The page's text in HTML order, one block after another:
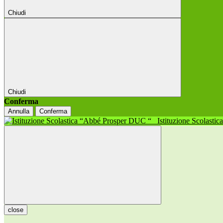
Chiudi
Chiudi
Conferma
Annulla Conferma
Istituzione
close